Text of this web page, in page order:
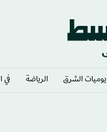
يوميات الشرق​ الرياضة في